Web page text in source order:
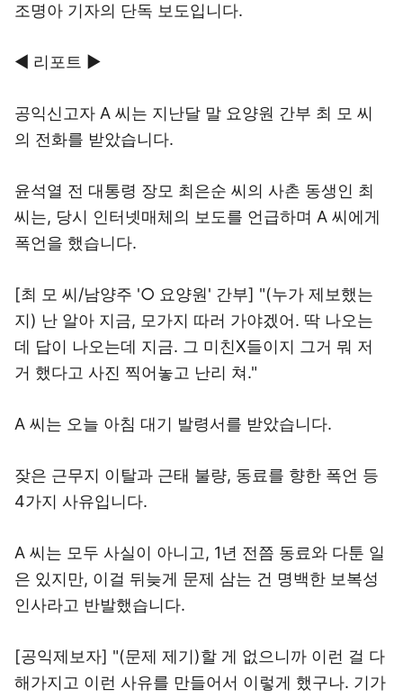
조명아 기자의 단독 보도입니다.
◀ 리포트 ▶
공익신고자 A 씨는 지난달 말 요양원 간부 최 모 씨
의 전화를 받았습니다.
윤석열 전 대통령 장모 최은순 씨의 사촌 동생인 최
씨는, 당시 인터넷매체의 보도를 언급하며 A 씨에게
폭언을 했습니다.
[최 모 씨/남양주 '○ 요양원' 간부] "(누가 제보했는
지) 난 알아 지금, 모가지 따러 가야겠어. 딱 나오는
데 답이 나오는데 지금. 그 미친X들이지 그거 뭐 저
거 했다고 사진 찍어놓고 난리 쳐."
A 씨는 오늘 아침 대기 발령서를 받았습니다.
잦은 근무지 이탈과 근태 불량, 동료를 향한 폭언 등
4가지 사유입니다.
A 씨는 모두 사실이 아니고, 1년 전쯤 동료와 다툰 일
은 있지만, 이걸 뒤늦게 문제 삼는 건 명백한 보복성
인사라고 반발했습니다.
[공익제보자] "(문제 제기)할 게 없으니까 이런 걸 다
해가지고 이런 사유를 만들어서 이렇게 했구나. 기가